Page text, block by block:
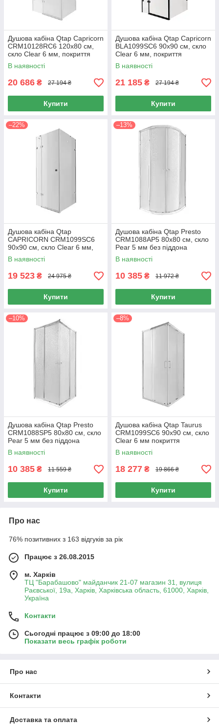
Душова кабіна Qtap Capricorn
CRM10128RC6 120x80 см,
скло Clear 6 мм, покриття
CalcLess без піддона
В наявності
20 686 ₴ 27 194 ₴
Купити
Душова кабіна Qtap Capricorn
BLA1099SC6 90x90 см, скло
Clear 6 мм, покриття
CalcLess без піддона
В наявності
21 185 ₴ 27 194 ₴
Купити
–22%
Душова кабіна Qtap
CAPRICORN CRM1099SC6
90х90 см, скло Clear 6 мм,
CalcLess, без піддона
В наявності
19 523 ₴ 24 975 ₴
Купити
–13%
Душова кабіна Qtap Presto
CRM1088AP5 80х80 см, скло
Pear 5 мм без піддона
В наявності
10 385 ₴ 11 972 ₴
Купити
–10%
Душова кабіна Qtap Presto
CRM1088SP5 80х80 см, скло
Pear 5 мм без піддона
В наявності
10 385 ₴ 11 559 ₴
Купити
–8%
Душова кабіна Qtap Taurus
CRM1099SC6 90х90 см, скло
Clear 6 мм покриття
CalcLess, без піддона
В наявності
18 277 ₴ 19 866 ₴
Купити
Про нас
76% позитивних з 163 відгуків за рік
Працює з 26.08.2015
м. Харків
ТЦ "Барабашово" майданчик 21-07 магазин 31, вулиця
Раєвської, 19а, Харків, Харківська область, 61000, Харків,
Україна
Контакти
Сьогодні працює з 09:00 до 18:00
Показати весь графік роботи
Про нас
Контакти
Доставка та оплата